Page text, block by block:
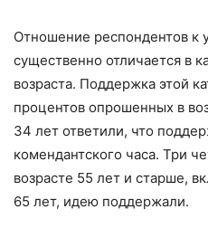
Отношение респондентов к
существенно отличается в
возраста. Поддержка этой
процентов опрошенных в
34 лет ответили, что
комендантского часа. Три
возрасте 55 лет и старше,
65 лет, идею поддержали.